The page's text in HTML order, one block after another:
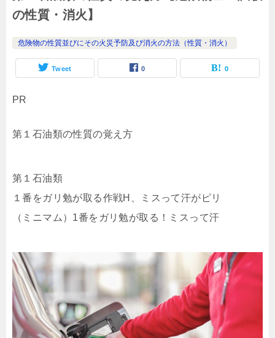
の性質・消火】
危険物の性質並びにその火災予防及び消火の方法（性質・消火）
Tweet 0 0
PR
第１石油類の性質の覚え方
第１石油類
１番をガリ勉が取る作戦H、ミスって汗がピリ
（ミニマム）1番をガリ勉が取る！ミスって汗